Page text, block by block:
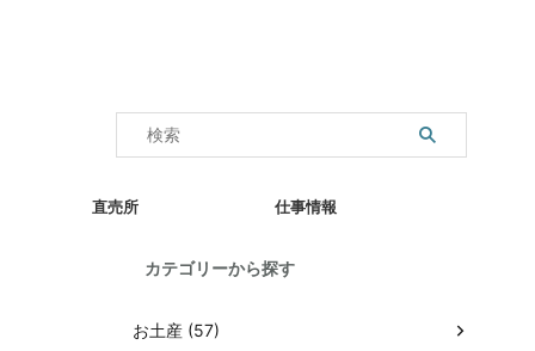
直売所 仕事情報
カテゴリーから探す
お土産 (57)